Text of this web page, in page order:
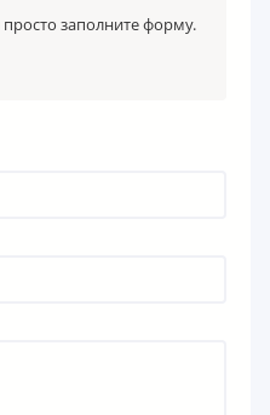
просто заполните форму.